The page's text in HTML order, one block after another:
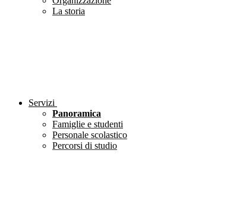
La storia
Servizi
Panoramica
Famiglie e studenti
Personale scolastico
Percorsi di studio